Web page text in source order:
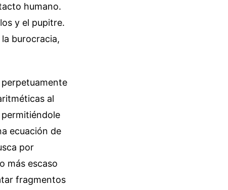
humano.
y el pupitre.
burocracia,
al
ecuación de
por
más escaso
fragmentos